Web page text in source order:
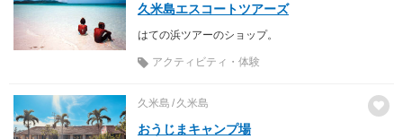
久米島エスコートツアーズ
はての浜ツアーのショップ。
アクティビティ・体験
久米島 久米島
おうじまキャンプ場